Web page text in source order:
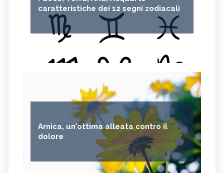
caratteristiche dei 12 segni zodiacali
Arnica, un'ottima alleata contro il
dolore